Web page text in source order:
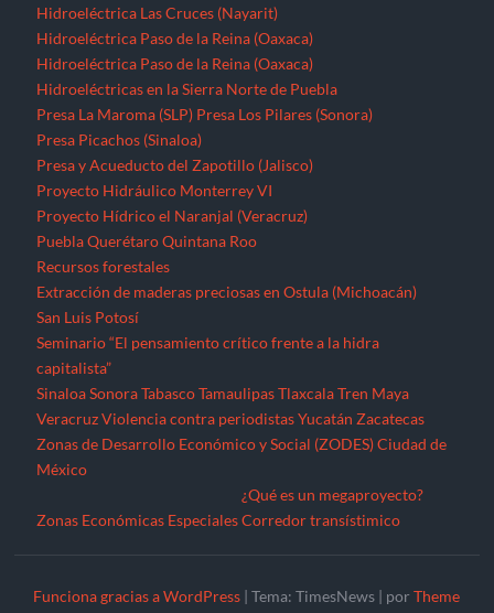
Hidroeléctrica Las Cruces (Nayarit)
Hidroeléctrica Paso de la Reina (Oaxaca)
Hidroeléctrica Paso de la Reina (Oaxaca)
Hidroeléctricas en la Sierra Norte de Puebla
Presa La Maroma (SLP) Presa Los Pilares (Sonora)
Presa Picachos (Sinaloa)
Presa y Acueducto del Zapotillo (Jalisco)
Proyecto Hidráulico Monterrey VI
Proyecto Hídrico el Naranjal (Veracruz)
Puebla Querétaro Quintana Roo
Recursos forestales
Extracción de maderas preciosas en Ostula (Michoacán)
San Luis Potosí
Seminario “El pensamiento crítico frente a la hidra
capitalista”
Sinaloa Sonora Tabasco Tamaulipas Tlaxcala Tren Maya
Veracruz Violencia contra periodistas Yucatán Zacatecas
Zonas de Desarrollo Económico y Social (ZODES) Ciudad de
México
Zonas Económicas Especiales
¿Qué es un megaproyecto?
Corredor transístimico
Funciona gracias a WordPress |Tema: TimesNews | porTheme